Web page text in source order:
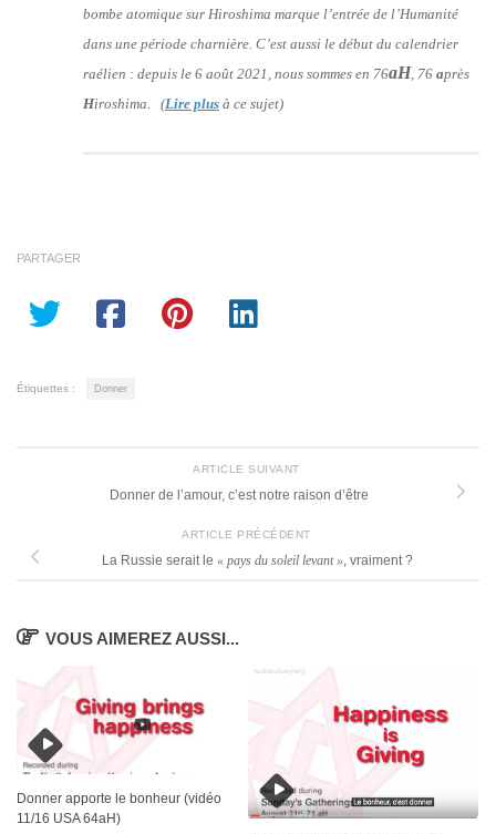
bombe atomique sur Hiroshima marque l’entrée de l’Humanité
dans une période charnière. C’est aussi le début du calendrier
raélien : depuis le 6 août 2021, nous sommes en 76aH, 76 après
Hiroshima. (Lire plus à ce sujet)
PARTAGER
Étiquettes : Donner
ARTICLE SUIVANT
Donner de l’amour, c’est notre raison d’être
ARTICLE PRÉCÉDENT
La Russie serait le « pays du soleil levant », vraiment ?
VOUS AIMEREZ AUSSI...
Donner apporte le bonheur (vidéo
11/16 USA 64aH)